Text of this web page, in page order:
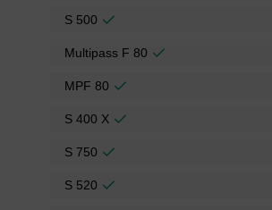
S 500
Multipass F 80
MPF 80
S 400 X
S 750
S 520